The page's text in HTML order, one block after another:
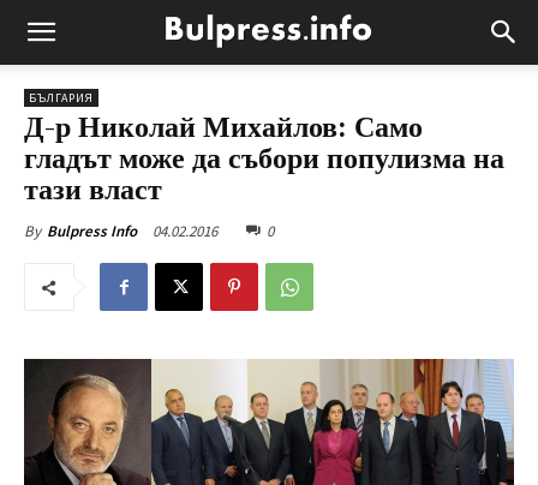
БЪЛГАРИЯ
Д-р Николай Михайлов: Само
гладът може да събори популизма на
тази власт
By Bulpress Info 04.02.2016 0